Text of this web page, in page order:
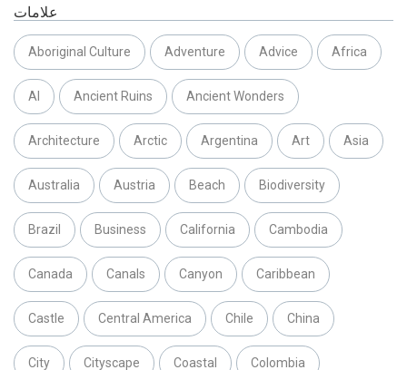
علامات
Aboriginal Culture Adventure Advice Africa
AI Ancient Ruins Ancient Wonders
Architecture Arctic Argentina Art Asia
Australia Austria Beach Biodiversity
Brazil Business California Cambodia
Canada Canals Canyon Caribbean
Castle Central America Chile China
City Cityscape Coastal Colombia